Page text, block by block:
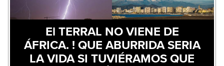
El TERRAL NO VIENE DE
ÁFRICA. ! QUE ABURRIDA SERIA
LA VIDA SI TUVIÉRAMOS QUE